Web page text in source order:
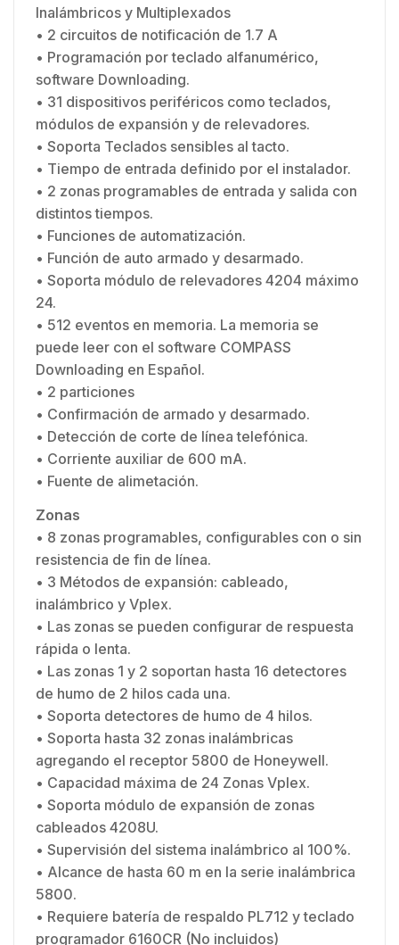
Inalámbricos y Multiplexados
• 2 circuitos de notificación de 1.7 A
• Programación por teclado alfanumérico,
software Downloading.
• 31 dispositivos periféricos como teclados,
módulos de expansión y de relevadores.
• Soporta Teclados sensibles al tacto.
• Tiempo de entrada definido por el instalador.
• 2 zonas programables de entrada y salida con
distintos tiempos.
• Funciones de automatización.
• Función de auto armado y desarmado.
• Soporta módulo de relevadores 4204 máximo
24.
• 512 eventos en memoria. La memoria se
puede leer con el software COMPASS
Downloading en Español.
• 2 particiones
• Confirmación de armado y desarmado.
• Detección de corte de línea telefónica.
• Corriente auxiliar de 600 mA.
• Fuente de alimetación.
Zonas
• 8 zonas programables, configurables con o sin
resistencia de fin de línea.
• 3 Métodos de expansión: cableado,
inalámbrico y Vplex.
• Las zonas se pueden configurar de respuesta
rápida o lenta.
• Las zonas 1 y 2 soportan hasta 16 detectores
de humo de 2 hilos cada una.
• Soporta detectores de humo de 4 hilos.
• Soporta hasta 32 zonas inalámbricas
agregando el receptor 5800 de Honeywell.
• Capacidad máxima de 24 Zonas Vplex.
• Soporta módulo de expansión de zonas
cableados 4208U.
• Supervisión del sistema inalámbrico al 100%.
• Alcance de hasta 60 m en la serie inalámbrica
5800.
• Requiere batería de respaldo PL712 y teclado
programador 6160CR (No incluidos)